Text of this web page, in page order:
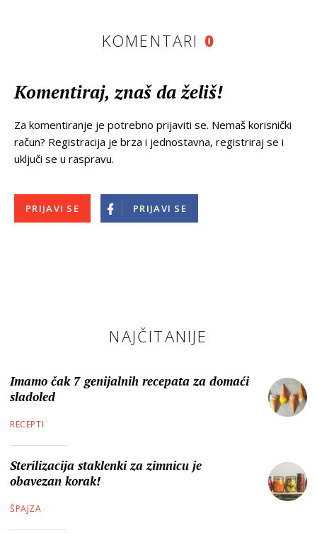
KOMENTARI 0
Komentiraj, znaš da želiš!
Za komentiranje je potrebno prijaviti se. Nemaš korisnički
račun? Registracija je brza i jednostavna, registriraj se i
uključi se u raspravu.
PRIJAVI SE PRIJAVI SE
NAJČITANIJE
Imamo čak 7 genijalnih recepata za domaći
sladoled
RECEPTI
Sterilizacija staklenki za zimnicu je
obavezan korak!
ŠPAJZA